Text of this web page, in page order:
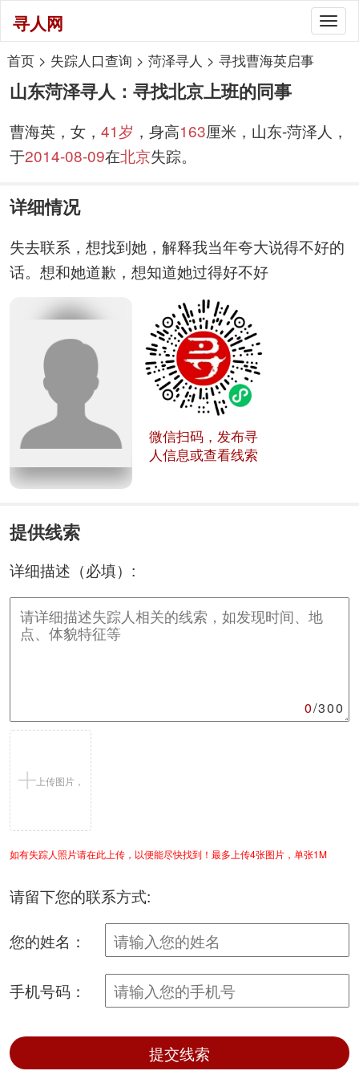
寻人网
首页> 失踪人口查询 > 菏泽寻人 > 寻找曹海英启事
山东菏泽寻人：寻找北京上班的同事
曹海英，女， 41岁 ，身高163厘米，山东-菏泽人，
于2014-08-09在北京失踪。
详细情况
失去联系，想找到她，解释我当年夸大说得不好的
话。想和她道歉，想知道她过得好不好
微信扫码，发布寻
人信息或查看线索
提供线索
详细描述（必填）:
0/300
上传图片，
如有失踪人照片请在此上传，以便能尽快找到！最多上传4张图片，单张1M
请留下您的联系方式:
您的姓名：
手机号码：
提交线索